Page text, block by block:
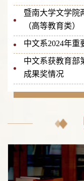
暨南大学文学院
（高等教育类）
中文系2024年重
中文系获教育部
成果奖情况